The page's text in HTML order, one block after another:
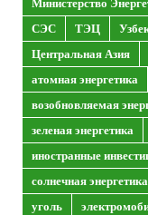
Министерство
СЭС
ТЭЦ
Центральная Азия
атомная энергетика
возобновляемая
зеленая энергетика
иностранные
солнечная энергетика
уголь